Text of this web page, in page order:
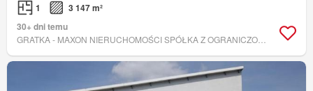
1
3 147 m²
30+ dni temu